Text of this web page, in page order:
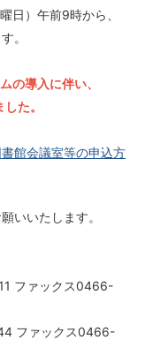
日）午前9時から、
。
の導入に伴い、
た。
館会議室等の申込方
いいたします。
ァックス0466-
ァックス0466-